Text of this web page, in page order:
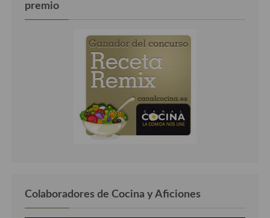
premio
Colaboradores de Cocina y Aficiones